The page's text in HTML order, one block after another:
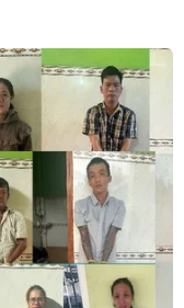
nghiệp về
Singapore,
tiếp Chủ tịch Tập
và lãnh đạo Tập